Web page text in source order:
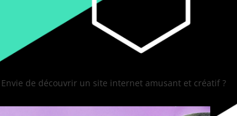
de découvrir un site internet amusant et créatif ?